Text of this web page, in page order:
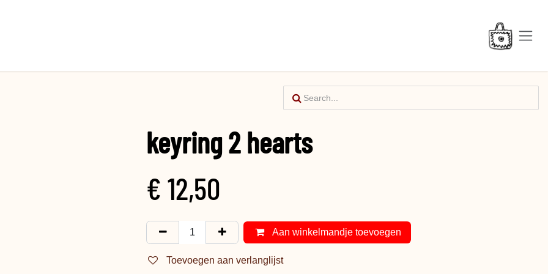
keyring 2 hearts
€ 12,50
Aan winkelmandje toevoegen
Toevoegen aan verlanglijst